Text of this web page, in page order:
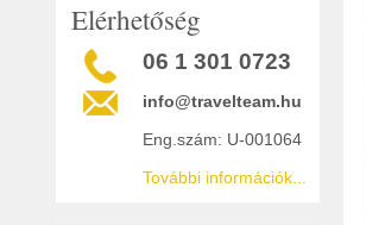
Elérhetőség
06 1 301 0723
info@travelteam.hu
Eng.szám: U-001064
További információk...